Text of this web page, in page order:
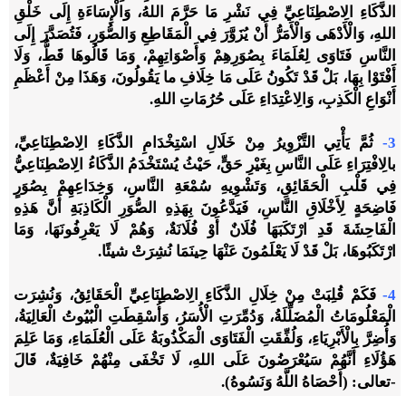
الذَّكَاءِ الِاصْطِنَاعِيِّ فِي نَشْرِ مَا حَرَّمَ اللهُ، وَالْإِسَاءَةِ إِلَى خَلْقِ
اللهِ، وَالْأَدْهَى وَالْأَمَرُّ أَنْ يُزَوَّرَ فِي الْمَقَاطِعِ وَالصُّوَرِ، فَتُصَدَّرَ إِلَى
النَّاسِ فَتَاوَى لِعُلَمَاءَ بِصُوَرِهِمْ وَأَصْوَاتِهِمْ، وَمَا قَالُوهَا قَطُّ، وَلَا
أَفْتَوْا بِهَا، بَلْ قَدْ تَكُونُ عَلَى مَا خِلَافِ ما يَقُولُونَ، وَهَذَا مِنْ أَعْظَمِ
أَنْوَاعِ الْكَذِبِ، وَالِاعْتِدَاءِ عَلَى حُرُمَاتِ اللهِ.
3-
ثُمَّ يَأْتِي التَّزْوِيرُ مِنْ خَلَالِ اسْتِخْدَامِ الذَّكَاءِ الِاصْطِنَاعِيِّ،
بالِافْتِرَاءِ عَلَى النَّاسِ بِغَيْرِ حَقٍّ، حَيْثُ يُسْتَخْدَمُ الذَّكَاءُ الِاصْطِنَاعِيُّ
فِي قَلْبِ الْحَقَائِقِ، وَتَشْوِيهِ سُمْعَةِ النَّاسِ، وَخِدَاعِهِمْ بِصُوَرٍ
فَاضِحَةٍ لِأَخْلَاقِ النَّاسِ، فَيَدَّعُونَ بِهَذِهِ الصُّوَرِ الْكَاذِبَةِ أَنَّ هَذِهِ
الْفَاحِشَةَ قَدِ ارْتَكَبَهَا فُلَانٌ أَوْ فُلَانَةٌ، وَهُمْ لَا يَعْرِفُونَهَا، وَمَا
ارْتَكَبُوهَا، بَلْ قَدْ لَا يَعْلَمُونَ عَنْهَا حِينَمَا نُشِرَتْ شيئًا.
4-
فَكَمْ قُلِبَتْ مِنْ خِلَالِ الذَّكَاءِ الِاصْطِنَاعِيِّ الْحَقَائِقُ، وَنُشِرَت
الْمَعْلُومَاتُ الْمُضَلِّلَةُ، وَدُمِّرَتِ الْأُسَرُ، وَأُسْقِطَتِ الْبُيُوتُ الْعَالِيَةُ،
وَأُضِرَّ بِالْأَبْرِيَاءِ، وَلُفِّقَتِ الْفَتَاوَى الْمَكْذُوبَةُ عَلَى الْعُلَمَاءِ، وَمَا عَلِمَ
هَؤُلَاءِ أَنَّهُمْ سَيُعْرَضُونَ عَلَى اللهِ، لَا تَخْفَى مِنْهُمْ خَافِيَةٌ، قَالَ
-تعالى: (أَحْصَاهُ اللَّهُ وَنَسُوهُ).